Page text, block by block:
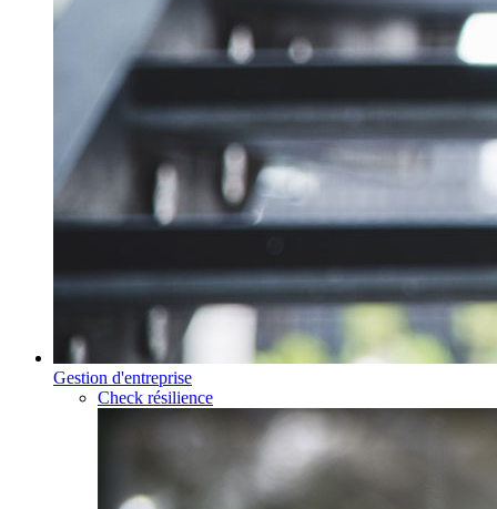
Gestion d'entreprise
Check résilience